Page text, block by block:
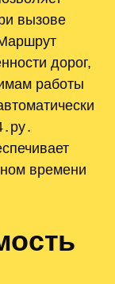
вызове
дорог,
работы
времени